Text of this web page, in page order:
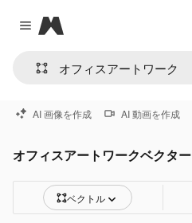
Close menu
Magnific
AI 画像を作成 AI 動画を作成
オフィスアートワークベクター
ベクトル